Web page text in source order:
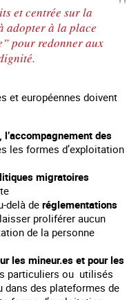
et centrée sur la
adopter à la place
pour redonner aux
et européennes doivent
des
les formes d’exploitation
migratoires
delà de réglementations
proliférer aucun
de la personne
les mineur.es et pour les
particuliers ou utilisés
dans des plateformes de